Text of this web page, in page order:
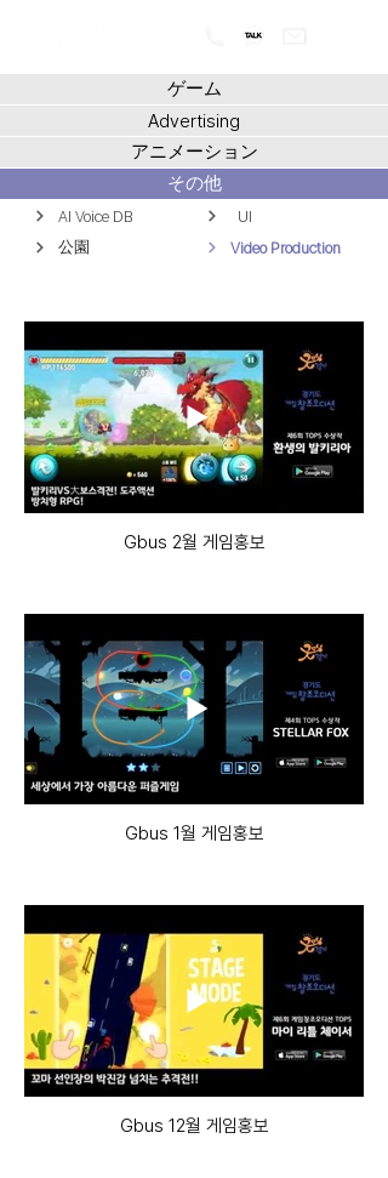
ゲーム
Advertising
アニメーション
その他
AI Voice DB
UI
公園
Video Production
Gbus 2월 게임홍보
Gbus 1월 게임홍보
Gbus 12월 게임홍보